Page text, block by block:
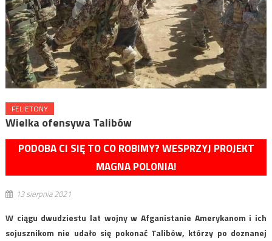
FELIETONY
Wielka ofensywa Talibów
PODOBA CI SIĘ TO CO ROBIMY? WESPRZYJ PROJEKT
MAGNA POLONIA!
13 sierpnia 2021
W ciągu dwudziestu lat wojny w Afganistanie Amerykanom i ich
sojusznikom nie udało się pokonać Talibów, którzy po doznanej